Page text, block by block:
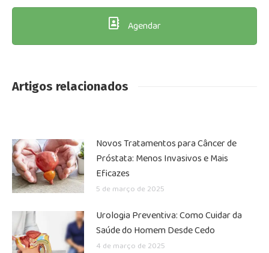
Agendar
Artigos relacionados
Novos Tratamentos para Câncer de
Próstata: Menos Invasivos e Mais
Eficazes
5 de março de 2025
Urologia Preventiva: Como Cuidar da
Saúde do Homem Desde Cedo
4 de março de 2025